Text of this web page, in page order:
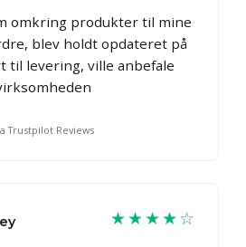
omkring produkter til mine
blev holdt opdateret på
til levering, ville anbefale
Trustpilot Reviews
★★★★☆